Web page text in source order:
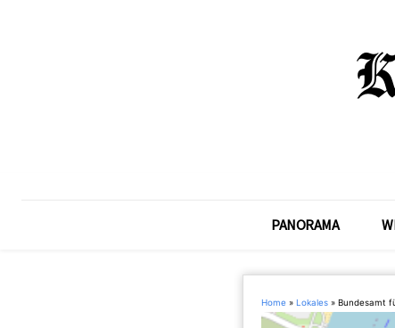
PANORAMA
Home » Lokales » Bundesamt